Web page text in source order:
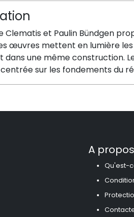
Clematis et Paulin Bündgen
œuvres mettent en lumière
dans une même construction.
sur les fondements du
A
Qu'est-